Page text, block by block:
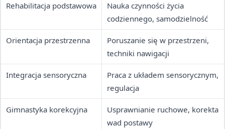
Rehabilitacja podstawowa
Nauka czynności życia
codziennego, samodzielność
Orientacja przestrzenna
Poruszanie się w przestrzeni,
techniki nawigacji
Integracja sensoryczna
Praca z układem sensorycznym,
regulacja
Gimnastyka korekcyjna
Usprawnianie ruchowe, korekta
wad postawy